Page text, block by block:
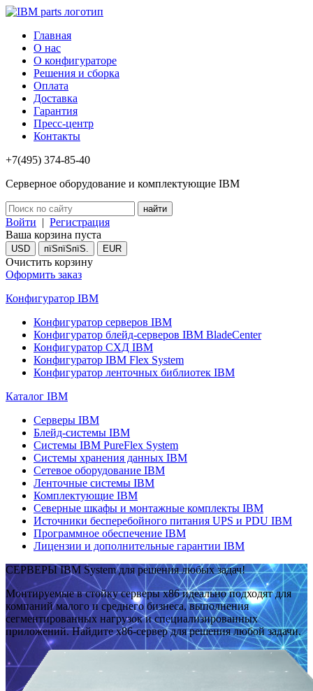
Главная
О нас
О конфигураторе
Решения и сборка
Оплата
Доставка
Гарантия
Пресс-центр
Контакты
+7(495) 374-85-40
Серверное оборудование и комплектующие IBM
Войти | Регистрация
Ваша корзина пуста
USD пїЅпїЅпїЅ. EUR
Очистить корзину
Оформить заказ
Конфигуратор IBM
Конфигуратор серверов IBM
Конфигуратор блейд-серверов IBM BladeCenter
Конфигуратор СХД IBM
Конфигуратор IBM Flex System
Конфигуратор ленточных библиотек IBM
Каталог IBM
Серверы IBM
Блейд-системы IBM
Системы IBM PureFlex System
Системы хранения данных IBM
Сетевое оборудование IBM
Ленточные системы IBM
Комплектующие IBM
Северные шкафы и монтажные комплекты IBM
Источники бесперебойного питания UPS и PDU IBM
Программное обеспечение IBM
Лицензии и дополнительные гарантии IBM
СЕРВЕРЫ IBM System для решения любых задач!
Монтируемые в стойку серверы x86 идеально подходят для
компаний малого и среднего бизнеса, выполнения
сегментированных нагрузок и специализированных
приложений. Найдите x86-сервер для решения любой задачи.